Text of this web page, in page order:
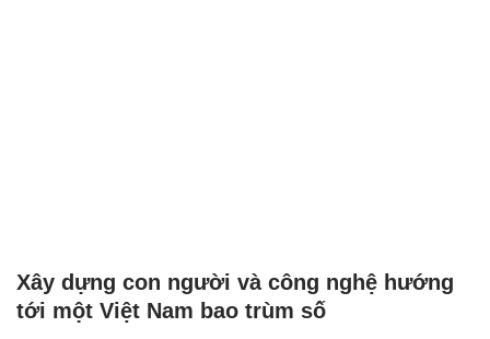
Xây dựng con người và công nghệ hướng
tới một Việt Nam bao trùm số